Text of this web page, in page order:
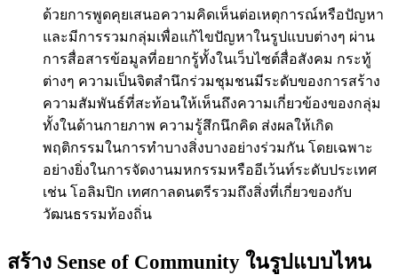
ด้วยการพูดคุยเสนอความคิดเห็นต่อเหตุการณ์หรือปัญหา
และมีการรวมกลุ่มเพื่อแก้ไขปัญหาในรูปแบบต่างๆ ผ่าน
การสื่อสารข้อมูลที่อยากรู้ทั้งในเว็บไซต์สื่อสังคม กระทู้
ต่างๆ ความเป็นจิตสำนึกร่วมชุมชนมีระดับของการสร้าง
ความสัมพันธ์ที่สะท้อนให้เห็นถึงความเกี่ยวข้องของกลุ่ม
ทั้งในด้านกายภาพ ความรู้สึกนึกคิด ส่งผลให้เกิด
พฤติกรรมในการทำบางสิ่งบางอย่างร่วมกัน โดยเฉพาะ
อย่างยิ่งในการจัดงานมหกรรมหรืออีเว้นท์ระดับประเทศ
เช่น โอลิมปิก เทศกาลดนตรีรวมถึงสิ่งที่เกี่ยวของกับ
วัฒนธรรมท้องถิ่น
สร้าง Sense of Community ในรูปแบบไหน